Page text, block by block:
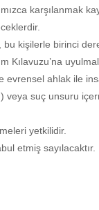
karşılanmak
kişilerle birinci
Kılavuzu’na
ahlak ile
veya suç unsuru
yetkilidir.
etmiş sayılacaktır.